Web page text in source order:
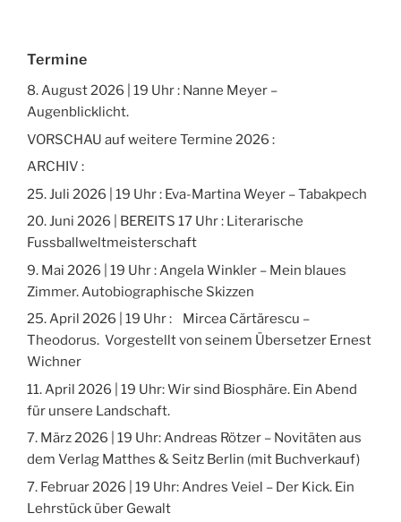
Termine
8. August 2026 | 19 Uhr : Nanne Meyer –
Augenblicklicht.
VORSCHAU auf weitere Termine 2026 :
ARCHIV :
25. Juli 2026 | 19 Uhr : Eva-Martina Weyer – Tabakpech
20. Juni 2026 | BEREITS 17 Uhr : Literarische
Fussballweltmeisterschaft
9. Mai 2026 | 19 Uhr : Angela Winkler – Mein blaues
Zimmer. Autobiographische Skizzen
25. April 2026 | 19 Uhr : Mircea Cărtărescu –
Theodorus. Vorgestellt von seinem Übersetzer Ernest
Wichner
11. April 2026 | 19 Uhr: Wir sind Biosphäre. Ein Abend
für unsere Landschaft.
7. März 2026 | 19 Uhr: Andreas Rötzer – Novitäten aus
dem Verlag Matthes & Seitz Berlin (mit Buchverkauf)
7. Februar 2026 | 19 Uhr: Andres Veiel – Der Kick. Ein
Lehrstück über Gewalt